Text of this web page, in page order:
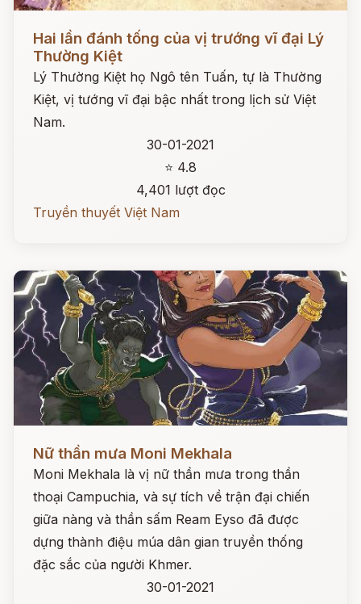
Đọc ngay
Hai lần đánh tống của vị trướng vĩ đại Lý
Thường Kiệt
Lý Thường Kiệt họ Ngô tên Tuấn, tự là Thường
Kiệt, vị tướng vĩ đại bậc nhất trong lịch sử Việt
Nam.
30-01-2021
⭐ 4.8
4,401 lượt đọc
Truyền thuyết Việt Nam
Nữ thần mưa Moni Mekhala
Moni Mekhala là vị nữ thần mưa trong thần
thoại Campuchia, và sự tích về trận đại chiến
giữa nàng và thần sấm Ream Eyso đã được
dựng thành điệu múa dân gian truyền thống
đặc sắc của người Khmer.
30-01-2021